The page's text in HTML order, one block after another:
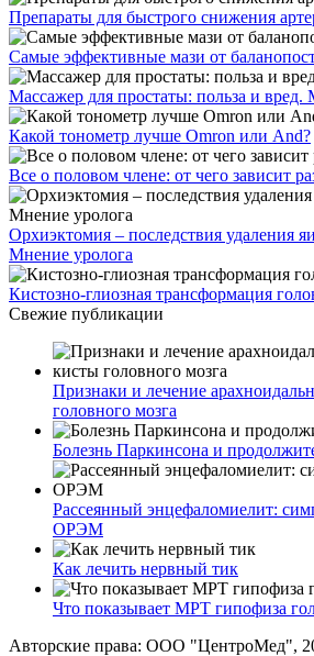
Препараты для быстрого снижения
Самые эффективные мази от
Массажер для простаты: польза и вред.
Какой тонометр лучше Omron или And?
Все о половом члене: от чего зависит
Орхиэктомия – последствия удаления
Мнение уролога
Кистозно-глиозная трансформация
Свежие публикации
Признаки и лечение
головного мозга
Болезнь Паркинсона и
Рассеянный энцефаломиелит:
ОРЭМ
Как лечить нервный тик
Что показывает МРТ гипофиза
Авторские права: ООО "ЦентроМед",